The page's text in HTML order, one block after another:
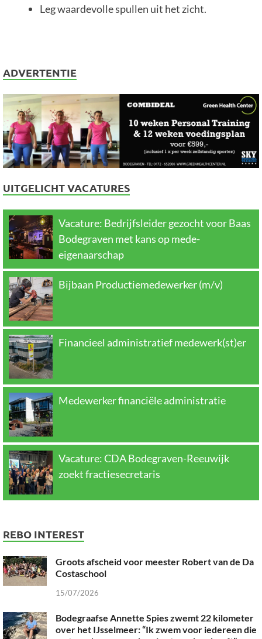
Leg waardevolle spullen uit het zicht.
ADVERTENTIE
UITGELICHT VACATURES
Vacature: Bedrijfsleider gezocht voor Baas
Bodegraven met kans op mede-
eigenaarschap
Bijbaan Productiemedewerker (m/v)
Financieel administratief medewerk(st)er
Medewerker financiële administratie
Vacature: CDA Bodegraven-Reeuwijk
zoekt fractiesecretaris
REBO INTEREST
Groots afscheid voor meester Robert van de Da
Costaschool
15/07/2026
Bodegraafse Annette Spies zwemt 22 kilometer
over het IJsselmeer: “Ik zwem voor iedereen die